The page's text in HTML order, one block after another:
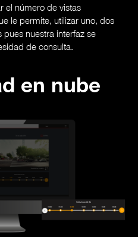
el número de vistas
le permite, utilizar uno, dos
nuestra interfaz se
de consulta.
en nube